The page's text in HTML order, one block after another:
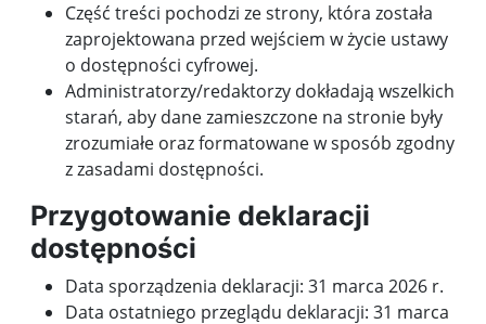
Część treści pochodzi ze strony, która została
zaprojektowana przed wejściem w życie ustawy
o dostępności cyfrowej.
Administratorzy/redaktorzy dokładają wszelkich
starań, aby dane zamieszczone na stronie były
zrozumiałe oraz formatowane w sposób zgodny
z zasadami dostępności.
Przygotowanie deklaracji
dostępności
Data sporządzenia deklaracji: 31 marca 2026 r.
Data ostatniego przeglądu deklaracji: 31 marca